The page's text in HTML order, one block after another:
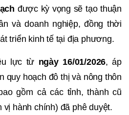
được kỳ vọng sẽ tạo thuận
và doanh nghiệp, đồng thời
triển kinh tế tại địa phương.
lực từ ngày 16/01/2026, áp
quy hoạch đô thị và nông thôn
gồm cả các tỉnh, thành cũ
hành chính) đã phê duyệt.